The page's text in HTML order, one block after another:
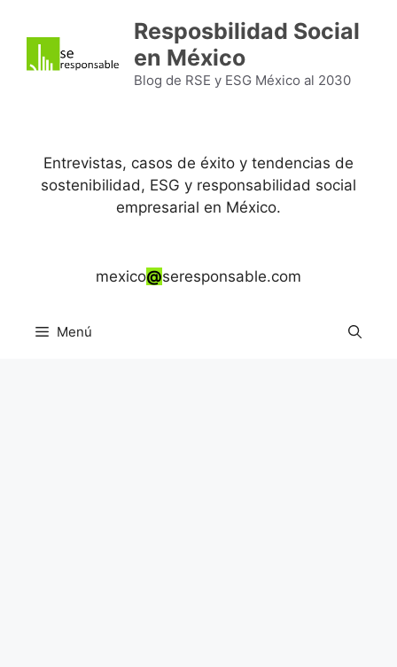
contenido
Resposbilidad Social
en México
Blog de RSE y ESG México al 2030
Entrevistas, casos de éxito y tendencias de
sostenibilidad, ESG y responsabilidad social
empresarial en México.
mexico@seresponsable.com
Menú